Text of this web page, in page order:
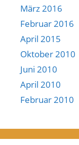
März 2016
Februar 2016
April 2015
Oktober 2010
Juni 2010
April 2010
Februar 2010